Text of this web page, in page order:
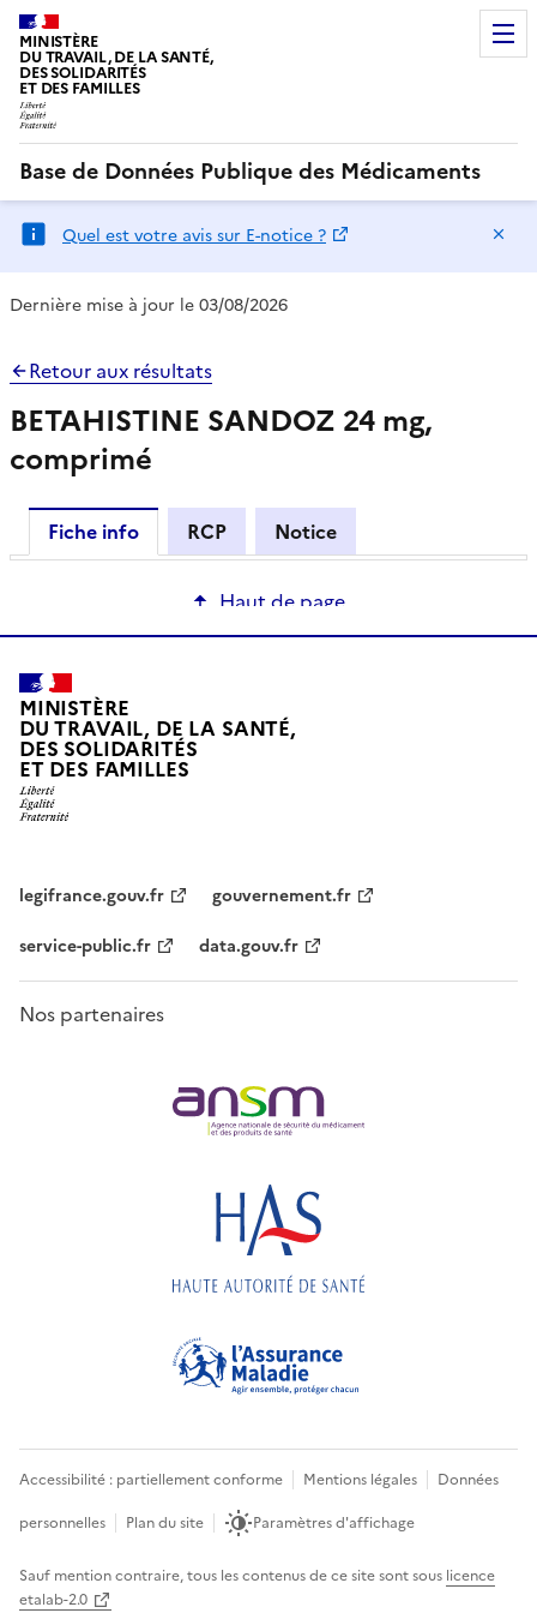
MINISTÈRE
DU TRAVAIL, DE LA SANTÉ,
DES SOLIDARITÉS
ET DES FAMILLES
Base de Données Publique des Médicaments
Quel est votre avis sur E-notice ?
Dernière mise à jour le 03/08/2026
Retour aux résultats
BETAHISTINE SANDOZ 24 mg,
comprimé
Fiche info RCP Notice
Haut de page
MINISTÈRE
DU TRAVAIL, DE LA SANTÉ,
DES SOLIDARITÉS
ET DES FAMILLES
legifrance.gouv.fr
gouvernement.fr
service-public.fr
data.gouv.fr
Nos partenaires
Accessibilité : partiellement conforme Mentions légales
Données
personnelles
Plan du site Paramètres d'affichage
Sauf mention contraire, tous les contenus de ce site sont sous licence
etalab-2.0